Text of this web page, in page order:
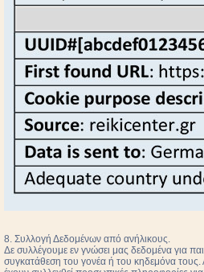
8. Συλλογή Δεδομένων από ανήλικους.
Δε συλλέγουμε εν γνώσει μας δεδομένα για
συγκατάθεση του γονέα ή του κηδεμόνα τους.